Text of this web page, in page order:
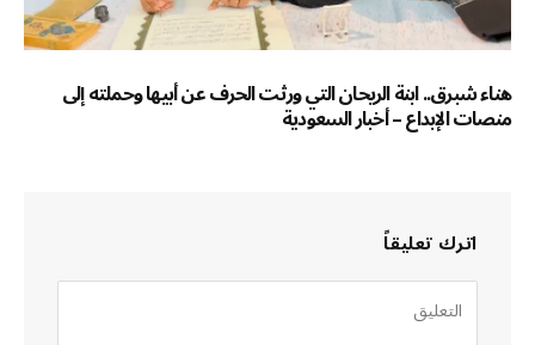
هناء شبرق.. ابنة الريحان التي ورثت الحرف عن أبيها وحملته إلى
منصات الإبداع – أخبار السعودية
اترك تعليقاً